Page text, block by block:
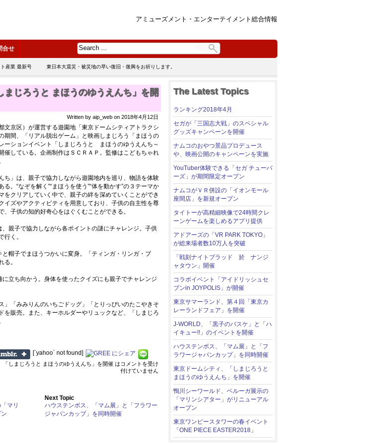
アミューズメント・エンターテイメント総合情報
合せ
産業 最新号 東日本大震災・被災地の早い復旧・復興をお祈りします。
まじろうと まほうのゆうえんち」を開
Written by aip_web on 2018年4月12日
京区）が運営する遊園地「東京ドームシティアトラクシ
期間、「リアル脱出ゲーム」と映画しまじろう「まほうの
ーションイベント「しまじろうと まほうのゆうえんち～
催している。企画制作はＳＣＲＡＰ。監修はこどもちゃれ
」は、親子で協力しながら遊園地内を巡り、物語を体験
。“なぞを解く”“まほうを使う”“体を動かす”の３テーマか
をクリアしていく中で、親子の絆を深めていくことができ
イズやアクティビティを用意しており、子供の自主性を尊
子供の知的好奇心をはぐくむことができる。
親子で協力しながら各ポイントの謎にチャレンジ。子供
行く。
と帽子でまほうつかいに変身。「ティンガ・リンガ・ブ
る。
に立ち向かう。身体を使ったクイズにも親子でチャレンジ
」「みみりんのいちごドッグ」「とりっぴいのたこやきそ
を販売。また、キーホルダーやリュックなど、「しまじろ
[`yahoo` not found]
「しまじろうと まほうのゆうえんち」を開催 は コメントを受け
付けていません
マリ
Next Topic
ハウステンボス、「マム展」と「フラワー
ジャパンカップ」を同時開催
The Latest Topics
ランキング2018年4月
セガが「三国志大戦」のスペシャル
グッズキャンペーンを開催
ナムコのおやつ景品プロデュース
や、映画公開のキャンペーンを実施
YouTuber体験できる「セガ チューバ
ーズ」が期間限定オープン
ナムコがＶＲ併設の「イオンモール
座間店」を新規オープン
タイトーが高精細映像で24時間クレ
ーンゲームを楽しめるアプリ提供
アドアーズの「VR PARK TOKYO」
が総来場者数10万人を突破
「戦刻ナイトブラッド 於 ナンジ
ャタウン」開催
コラボイベント「アイドリッシュセ
ブンin JOYPOLIS」が開催
東京サマーランド、第４回「東京カ
レーランドフェア」を開催
J-WORLD、「黒子のバスケ」と「ハ
イキュー!!」のイベントを開催
ハウステンボス、「マム展」と「フ
ラワージャパンカップ」を同時開催
東京ドームシティ、「しまじろうと
まほうのゆうえんち」を開催
鴨川シーワールド、ベルーガ展示の
「マリンシアター」がリニューアル
オープン
東京ワンピースタワーの春イベント
「ONE PIECE EASTER2018」